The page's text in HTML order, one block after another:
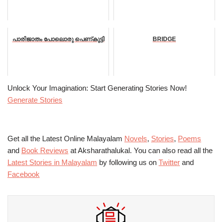
പാരിജാതം പോലൊരു പെണ്കുട്ടി BRIDGE
Unlock Your Imagination: Start Generating Stories Now!
Generate Stories
Get all the Latest Online Malayalam Novels, Stories, Poems
and Book Reviews at Aksharathalukal. You can also read all the
Latest Stories in Malayalam by following us on Twitter and
Facebook